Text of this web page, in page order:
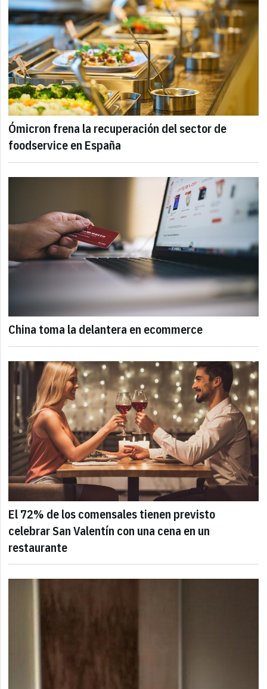
Ómicron frena la recuperación del sector de
foodservice en España
China toma la delantera en ecommerce
El 72% de los comensales tienen previsto
celebrar San Valentín con una cena en un
restaurante